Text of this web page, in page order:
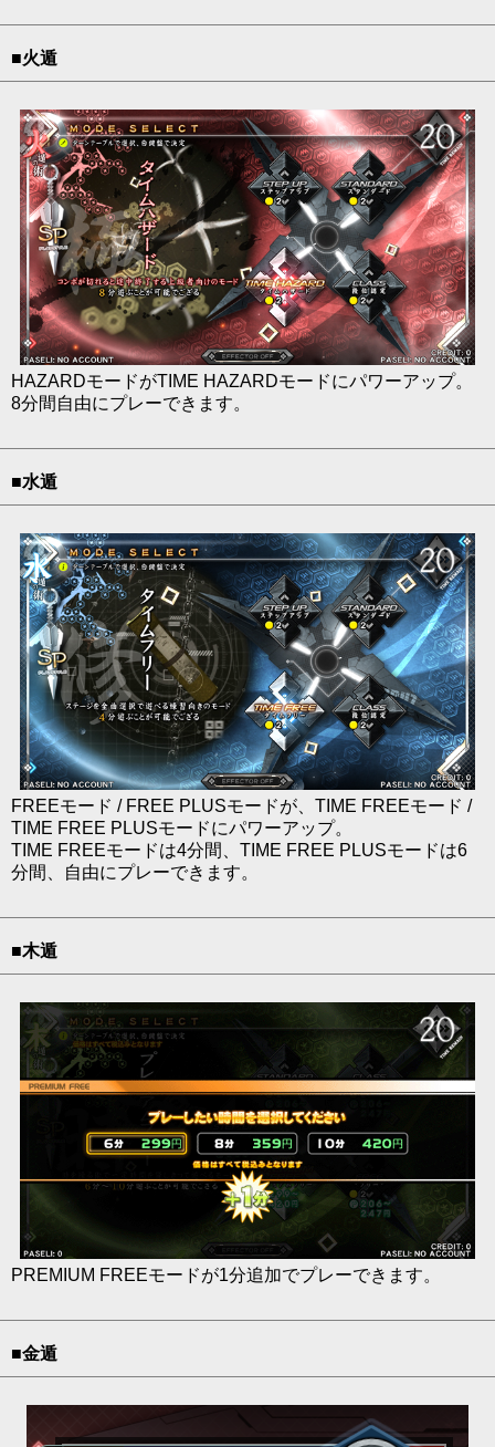
■火遁
HAZARDモードがTIME HAZARDモードにパワーアップ。
8分間自由にプレーできます。
■水遁
FREEモード / FREE PLUSモードが、TIME FREEモード /
TIME FREE PLUSモードにパワーアップ。
TIME FREEモードは4分間、TIME FREE PLUSモードは6
分間、自由にプレーできます。
■木遁
PREMIUM FREEモードが1分追加でプレーできます。
■金遁